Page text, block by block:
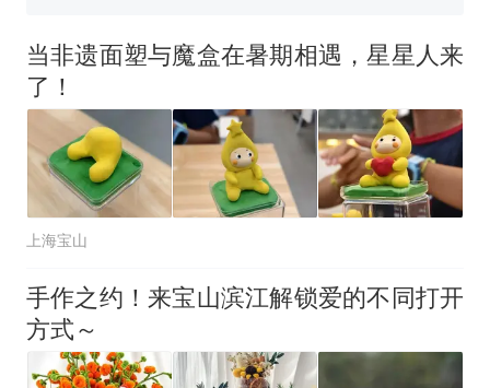
号，仅凭视频评出？中国烹饪
协会回应
男子上山采菌偶然发现鸡枞菌
140多朵
美国渔民钓获鲨鱼徒手将其拽
回大海 目击者直呼震惊 （视频
来源：参考消息）
笔试第一被第二名传话劝弃考
官方通报
因老师一句“跟我回家”改写了
人生
当非遗面塑与魔盒在暑期相遇，星星人来
了！
上海宝山
手作之约！来宝山滨江解锁爱的不同打开
方式～